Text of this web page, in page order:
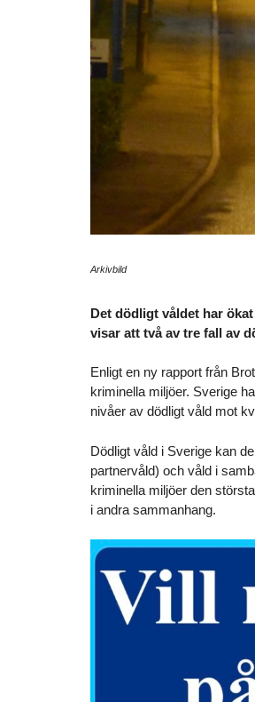
Arkivbild
Det dödligt våldet har
visar att två av tre fall av
Enligt en ny rapport från
kriminella miljöer. Sverige
nivåer av dödligt våld mot
Dödligt våld i Sverige kan
partnervåld) och våld i
kriminella miljöer den
i andra sammanhang.